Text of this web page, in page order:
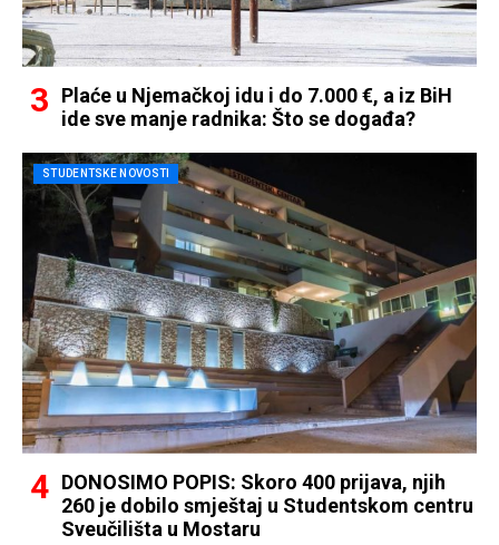
Plaće u Njemačkoj idu i do 7.000 €, a iz BiH
ide sve manje radnika: Što se događa?
STUDENTSKE NOVOSTI
DONOSIMO POPIS: Skoro 400 prijava, njih
260 je dobilo smještaj u Studentskom centru
Sveučilišta u Mostaru